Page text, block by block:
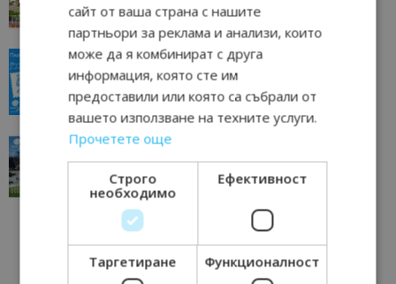
Петрич 11/07/2026 11:22
“Пощенска картичка от…”: Пловдив, градът на
всички времена
Пловдив 23/06/2026 10:00
“Пощенска картичка от…”: Перник – град на
традициите, културата и вдъхновяващите...
Перник 17/06/2026 09:01
сайт от ваша страна с нашите
партньори за реклама и анализи, които
може да я комбинират с друга
информация, която сте им
предоставили или която са събрали от
вашето използване на техните услуги.
Прочетете още
Строго
необходимо
Ефективност
Таргетиране Функционалност